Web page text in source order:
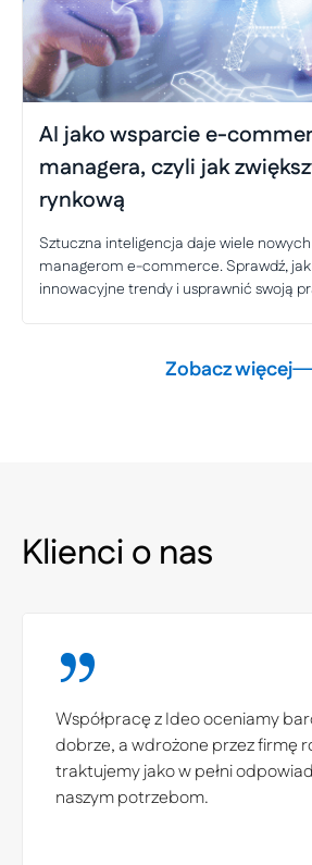
AI jako wsparcie e-
managera, czyli jak
rynkową
Sztuczna inteligencja daje wiele
managerom e-commerce. Sprawdź,
innowacyjne trendy i usprawnić swoją
Zobacz więcej
Klienci o nas
Współpracę z Ideo oceniamy
dobrze, a wdrożone przez firmę
traktujemy jako w pełni
naszym potrzebom.